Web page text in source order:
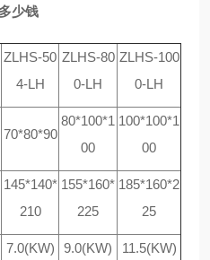
少钱
ZLHS-50
4-LH
ZLHS-80
0-LH
ZLHS-100
0-LH
70*80*90
80*100*1
00
100*100*1
00
145*140*
210
155*160*
225
185*160*2
25
7.0(KW) 9.0(KW) 11.5(KW)